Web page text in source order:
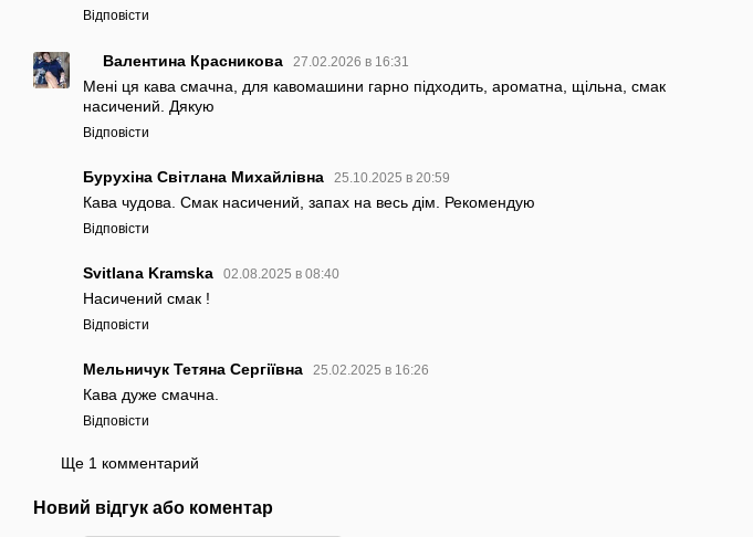
Відповісти
Валентина Красникова 27.02.2026 в 16:31
Мені ця кава смачна, для кавомашини гарно підходить, ароматна, щільна, смак
насичений. Дякую
Відповісти
Бурухіна Світлана Михайлівна 25.10.2025 в 20:59
Кава чудова. Смак насичений, запах на весь дім. Рекомендую
Відповісти
Svitlana Kramska 02.08.2025 в 08:40
Насичений смак !
Відповісти
Мельничук Тетяна Сергіївна 25.02.2025 в 16:26
Кава дуже смачна.
Відповісти
Ще 1 комментарий
Новий відгук або коментар